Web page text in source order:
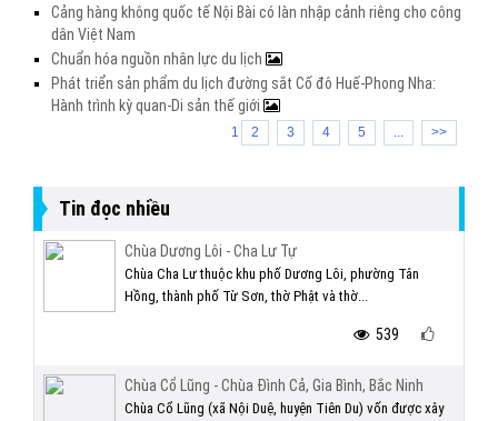
Cảng hàng không quốc tế Nội Bài có làn nhập cảnh riêng cho công
dân Việt Nam
Chuẩn hóa nguồn nhân lực du lịch
Phát triển sản phẩm du lịch đường sắt Cố đô Huế-Phong Nha:
Hành trình kỳ quan-Di sản thế giới
1 2 3 4 5 ... >>
Tin đọc nhiều
Chùa Dương Lôi - Cha Lư Tự
Chùa Cha Lư thuộc khu phố Dương Lôi, phường Tân
Hồng, thành phố Từ Sơn, thờ Phật và thờ...
539
Chùa Cổ Lũng - Chùa Đình Cả, Gia Bình, Bắc Ninh
Chùa Cổ Lũng (xã Nội Duệ, huyện Tiên Du) vốn được xây